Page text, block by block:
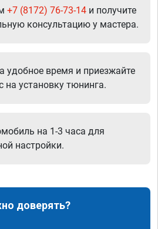
+7 (8172) 76-73-14 и получите
консультацию у мастера.
удобное время и приезжайте
на установку тюнинга.
на 1-3 часа для
настройки.
доверять?